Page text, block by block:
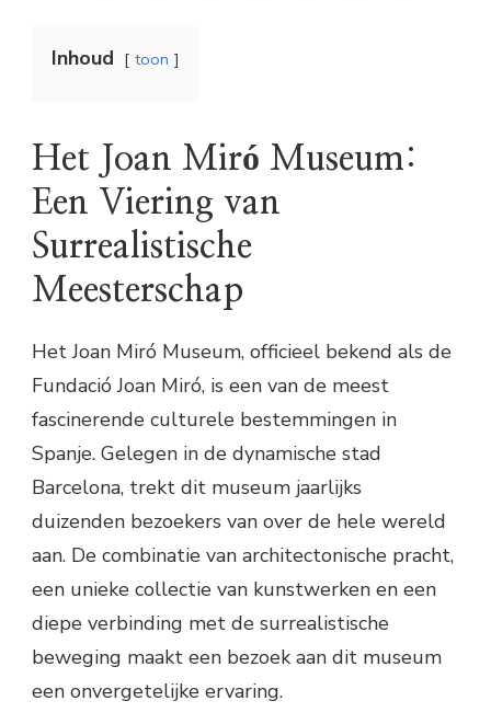
Inhoud toon
Het Joan Miró Museum:
Een Viering van
Surrealistische
Meesterschap
Het Joan Miró Museum, officieel bekend als de
Fundació Joan Miró, is een van de meest
fascinerende culturele bestemmingen in
Spanje. Gelegen in de dynamische stad
Barcelona, trekt dit museum jaarlijks
duizenden bezoekers van over de hele wereld
aan. De combinatie van architectonische pracht,
een unieke collectie van kunstwerken en een
diepe verbinding met de surrealistische
beweging maakt een bezoek aan dit museum
een onvergetelijke ervaring.